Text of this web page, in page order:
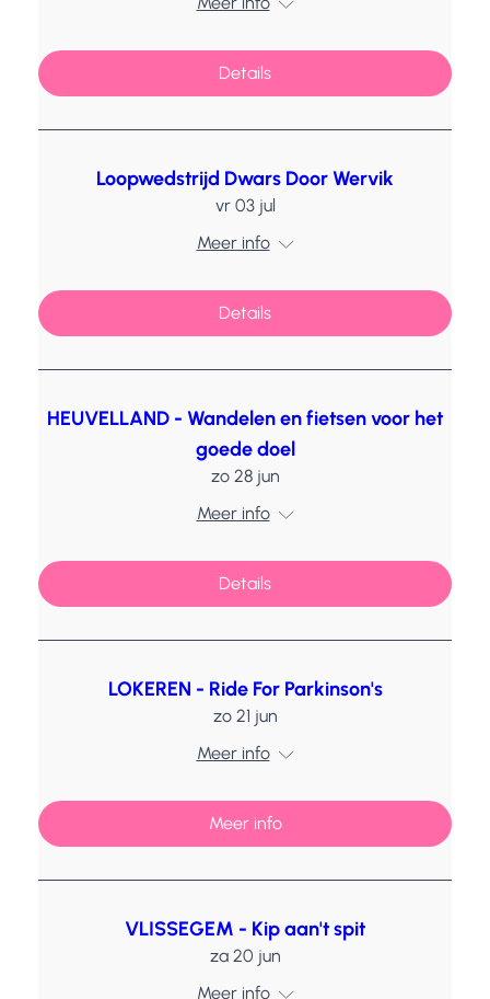
Details
Loopwedstrijd Dwars Door Wervik
vr 03 jul
Meer info
Details
HEUVELLAND - Wandelen en fietsen voor het
goede doel
zo 28 jun
Meer info
Details
LOKEREN - Ride For Parkinson's
zo 21 jun
Meer info
Meer info
VLISSEGEM - Kip aan't spit
za 20 jun
Meer info